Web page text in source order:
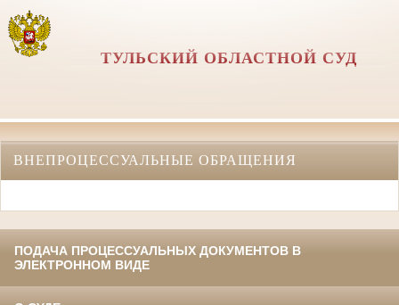
ТУЛЬСКИЙ ОБЛАСТНОЙ СУД
ВНЕПРОЦЕССУАЛЬНЫЕ ОБРАЩЕНИЯ
ПОДАЧА ПРОЦЕССУАЛЬНЫХ ДОКУМЕНТОВ В
ЭЛЕКТРОННОМ ВИДЕ